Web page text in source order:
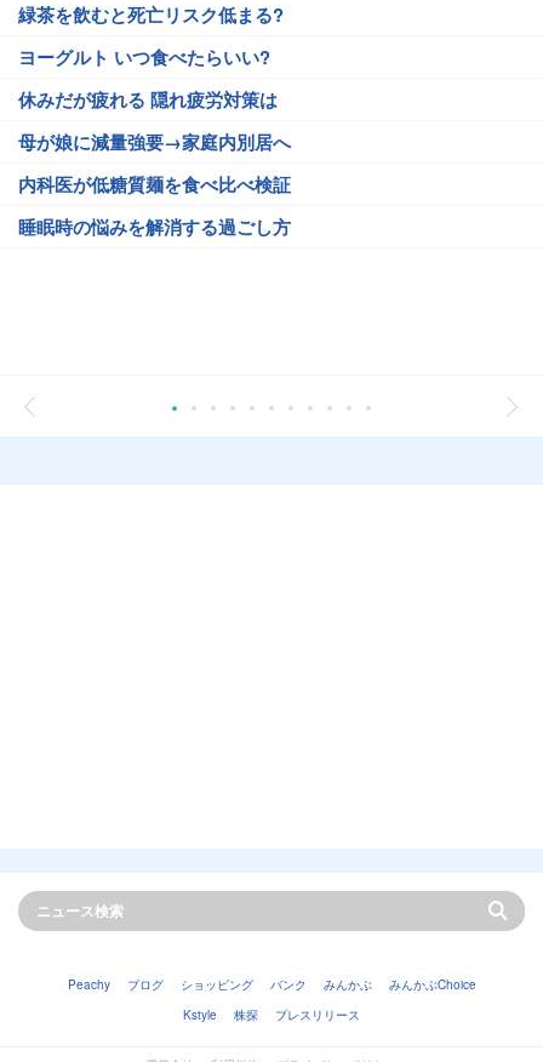
緑茶を飲むと死亡リスク低まる?
ヨーグルト いつ食べたらいい?
休みだが疲れる 隠れ疲労対策は
母が娘に減量強要→家庭内別居へ
内科医が低糖質麺を食べ比べ検証
睡眠時の悩みを解消する過ごし方
Peachy ブログ ショッピング バンク みんかぶ
みんかぶChoice
Kstyle
株探 プレスリリース